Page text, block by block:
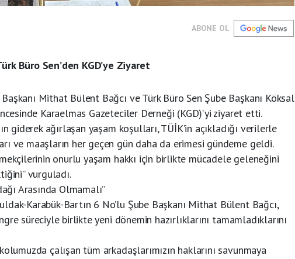
ABONE OL
Büro Sen’den KGD’ye Ziyaret
Başkanı Mithat Bülent Bağcı ve Türk Büro Sen Şube Başkanı Köksal
Karaelmas Gazeteciler Derneği (KGD)’yi ziyaret etti.
giderek ağırlaşan yaşam koşulları, TÜİK’in açıkladığı verilerle
ve maaşların her geçen gün daha da erimesi gündeme geldi.
onurlu yaşam hakkı için birlikte mücadele geleneğini
vurguladı.
Arasında Olmamalı”
Karabük-Bartın 6 No’lu Şube Başkanı Mithat Bülent Bağcı,
süreciyle birlikte yeni dönemin hazırlıklarını tamamladıklarını
çalışan tüm arkadaşlarımızın haklarını savunmaya